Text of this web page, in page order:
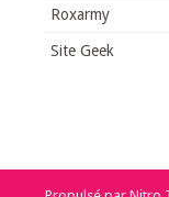
Roxarmy
Site Geek